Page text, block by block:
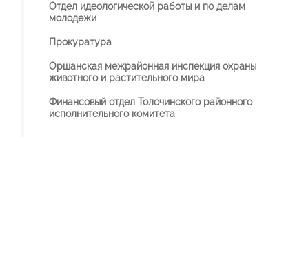
Отдел идеологической работы и по делам
молодежи
Прокуратура
Оршанская межрайонная инспекция охраны
животного и растительного мира
Финансовый отдел Толочинского районного
исполнительного комитета